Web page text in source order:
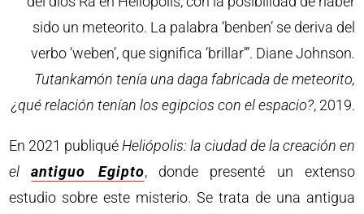
sido un meteorito. La palabra ‘benben’ se deriva del
verbo ‘weben’, que significa ‘brillar'”. Diane Johnson.
Tutankamón tenía una daga fabricada de meteorito,
¿qué relación tenían los egipcios con el espacio?, 2019.
En 2021 publiqué Heliópolis: la ciudad de la creación en
elantiguo Egipto, donde presenté un extenso
estudio sobre este misterio. Se trata de una antigua